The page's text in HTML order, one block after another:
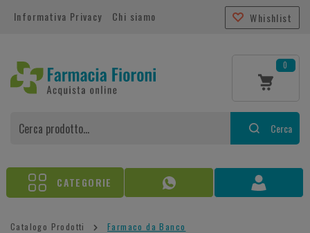
Informativa Privacy Chi siamo Whishlist
0
Cerca
CATEGORIE
Catalogo Prodotti Farmaco da Banco